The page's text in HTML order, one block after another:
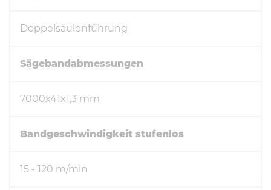
Doppelsäulenführung
Sägebandabmessungen
7000x41x1,3 mm
Bandgeschwindigkeit stufenlos
15 - 120 m/min